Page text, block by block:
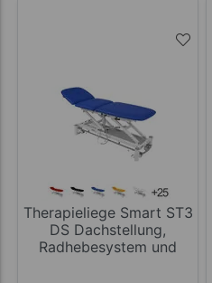
Therapieliege Smart ST3
DS Dachstellung,
Radhebesystem und